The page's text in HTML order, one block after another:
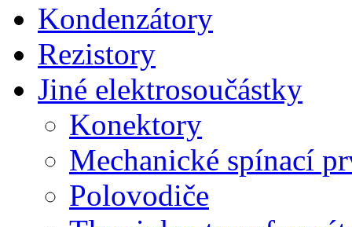
Kondenzátory
Rezistory
Jiné elektrosoučástky
Konektory
Mechanické spínací
Polovodiče